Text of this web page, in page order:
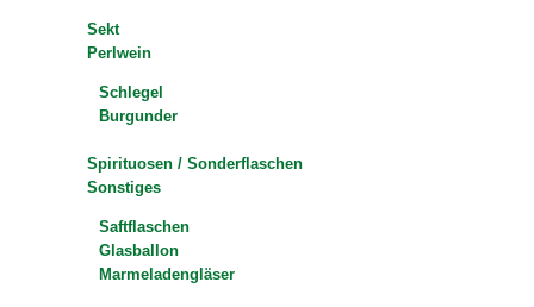
Sekt
Perlwein
Schlegel
Burgunder
Spirituosen / Sonderflaschen
Sonstiges
Saftflaschen
Glasballon
Marmeladengläser